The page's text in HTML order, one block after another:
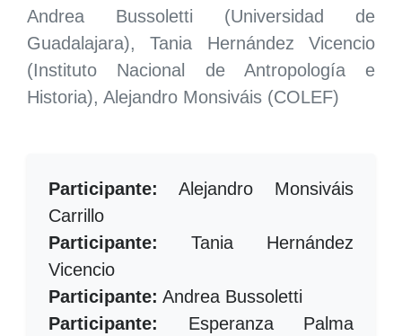
Andrea Bussoletti (Universidad de
Guadalajara), Tania Hernández Vicencio
(Instituto Nacional de Antropología e
Historia), Alejandro Monsiváis (COLEF)
Participante: Alejandro Monsiváis
Carrillo
Participante: Tania Hernández
Vicencio
Participante: Andrea Bussoletti
Participante: Esperanza Palma